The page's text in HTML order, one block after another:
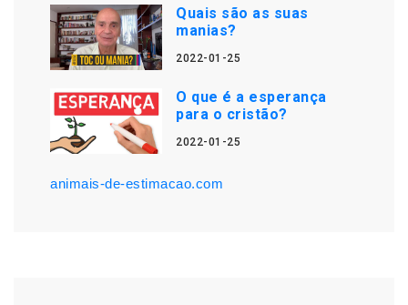
Quais são as suas
manias?
2022-01-25
O que é a esperança
para o cristão?
2022-01-25
animais-de-estimacao.com